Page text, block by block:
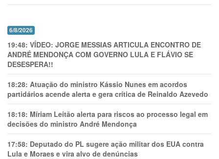
6/8/2026
19:48: VÍDEO: JORGE MESSIAS ARTICULA ENCONTRO DE
ANDRÉ MENDONÇA COM GOVERNO LULA E FLÁVIO SE
DESESPERA!!
18:28: Atuação do ministro Kássio Nunes em acordos
partidários acende alerta e gera crítica de Reinaldo Azevedo
18:18: Míriam Leitão alerta para riscos ao processo legal em
decisões do ministro André Mendonça
17:58: Deputado do PL sugere ação militar dos EUA contra
Lula e Moraes e vira alvo de denúncias